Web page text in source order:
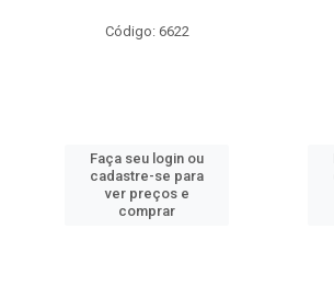
Código: 6622
Faça seu login ou
cadastre-se para
ver preços e
comprar